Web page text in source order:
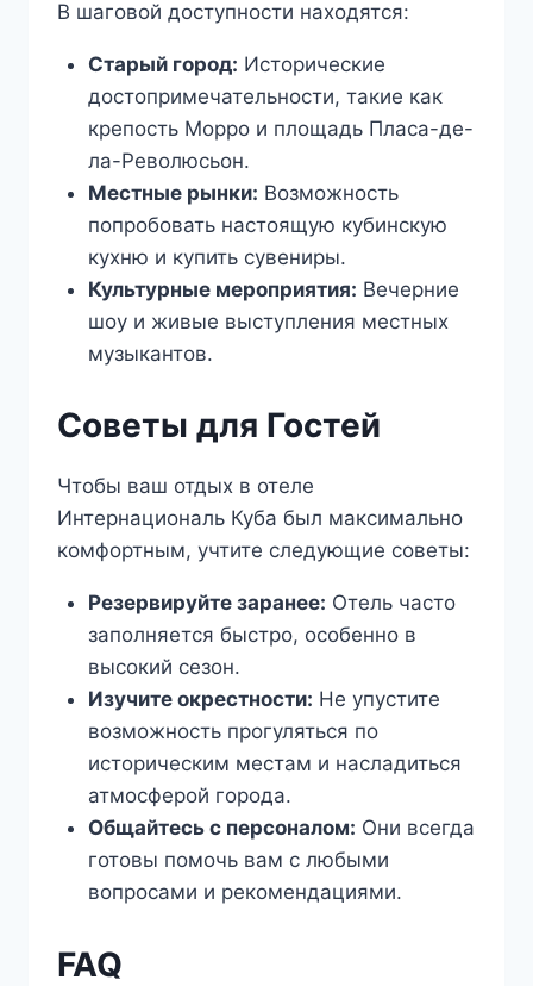
В шаговой доступности находятся:
Старый город: Исторические
достопримечательности, такие как
крепость Морро и площадь Пласа-де-
ла-Революсьон.
Местные рынки: Возможность
попробовать настоящую кубинскую
кухню и купить сувениры.
Культурные мероприятия: Вечерние
шоу и живые выступления местных
музыкантов.
Советы для Гостей
Чтобы ваш отдых в отеле
Интернациональ Куба был максимально
комфортным, учтите следующие советы:
Резервируйте заранее: Отель часто
заполняется быстро, особенно в
высокий сезон.
Изучите окрестности: Не упустите
возможность прогуляться по
историческим местам и насладиться
атмосферой города.
Общайтесь с персоналом: Они всегда
готовы помочь вам с любыми
вопросами и рекомендациями.
FAQ